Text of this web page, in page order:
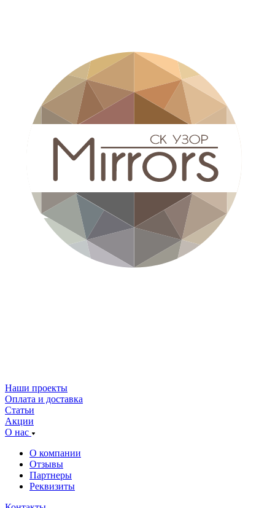
Наши проекты
Оплата и доставка
Статьи
Акции
О нас
О компании
Отзывы
Партнеры
Реквизиты